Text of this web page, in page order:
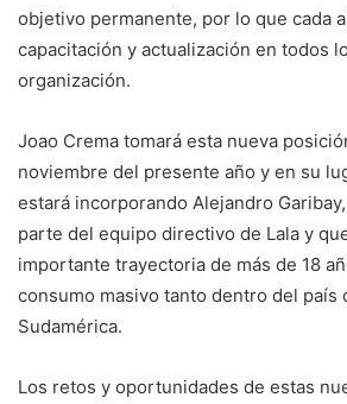
objetivo permanente, por lo que cada
capacitación y actualización en todos
organización.
Joao Crema tomará esta nueva
noviembre del presente año y en su
estará incorporando Alejandro
parte del equipo directivo de Lala y
importante trayectoria de más de 18
consumo masivo tanto dentro del país
Sudamérica.
Los retos y oportunidades de estas